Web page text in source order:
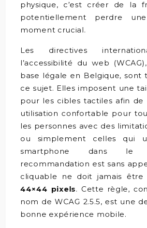
physique, c’est créer de la
potentiellement perdre
moment crucial.
Les directives
l’accessibilité du web
base légale en Belgique, sont
ce sujet. Elles imposent une
pour les cibles tactiles afin de
utilisation confortable pour
les personnes avec des
ou simplement celles qui
smartphone dans
recommandation est sans
cliquable ne doit jamais être
44×44 pixels. Cette règle,
nom de WCAG 2.5.5, est une
bonne expérience mobile.